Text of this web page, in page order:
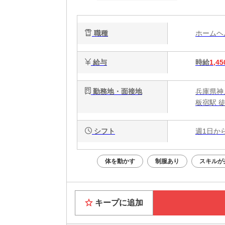
職種 ホーム
給与 時給
勤務地・面接地
兵庫県
板宿駅
シフト 週1日か
体を動かす 制服あり スキル
キープに追加